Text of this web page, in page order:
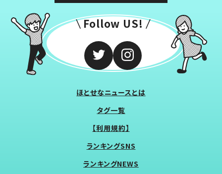
Follow US!
ほとせなニュースとは
タグ一覧
【利用規約】
ランキングSNS
ランキングNEWS